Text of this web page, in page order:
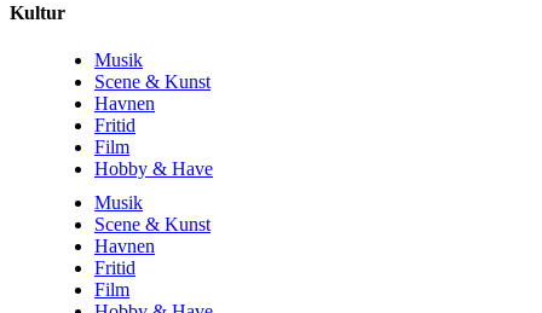
Kultur
Musik
Scene & Kunst
Havnen
Fritid
Film
Hobby & Have
Musik
Scene & Kunst
Havnen
Fritid
Film